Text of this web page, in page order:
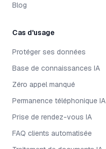
Blog
Cas d'usage
Protéger ses données
Base de connaissances IA
Zéro appel manqué
Permanence téléphonique IA
Prise de rendez-vous IA
FAQ clients automatisée